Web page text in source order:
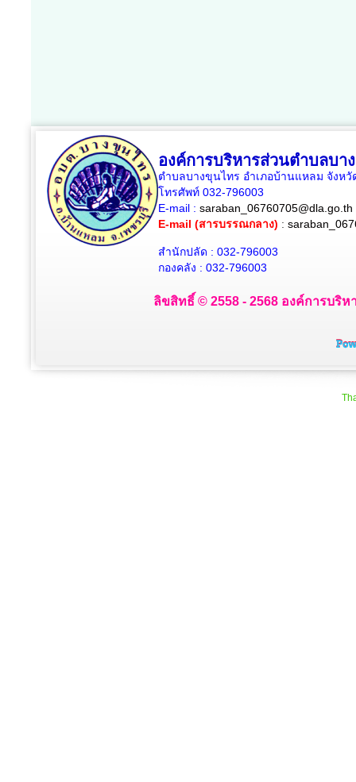
องค์การบริหารส่วนตำบลบา
ตำบลบางขุนไทร อำเภอบ้านแหลม จังหวั
โทรศัพท์ 032-796003
E-mail : saraban_06760705@dla.go.th
E-mail (สารบรรณกลาง) :
สำนักปลัด : 032-796003
กองคลัง : 032-796003
ลิขสิทธิ์ © 2558 - 2568 องค์การบริ